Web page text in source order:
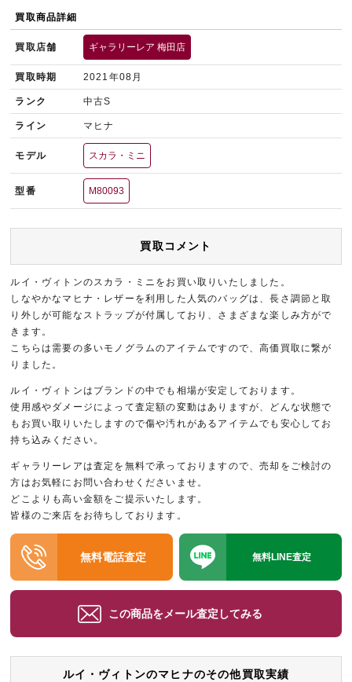
買取商品詳細
買取店舗 ギャラリーレア 梅田店
買取時期 2021年08月
ランク 中古S
ライン マヒナ
モデル スカラ・ミニ
型番 M80093
買取コメント
ルイ・ヴィトンのスカラ・ミニをお買い取りいたしました。
しなやかなマヒナ・レザーを利用した人気のバッグは、長さ調節と取
り外しが可能なストラップが付属しており、さまざまな楽しみ方がで
きます。
こちらは需要の多いモノグラムのアイテムですので、高価買取に繋が
りました。
ルイ・ヴィトンはブランドの中でも相場が安定しております。
使用感やダメージによって査定額の変動はありますが、どんな状態で
もお買い取りいたしますので傷や汚れがあるアイテムでも安心してお
持ち込みください。
ギャラリーレアは査定を無料で承っておりますので、売却をご検討の
方はお気軽にお問い合わせくださいませ。
どこよりも高い金額をご提示いたします。
皆様のご来店をお待ちしております。
無料電話査定 無料LINE査定
この商品をメール査定してみる
ルイ・ヴィトンのマヒナのその他買取実績